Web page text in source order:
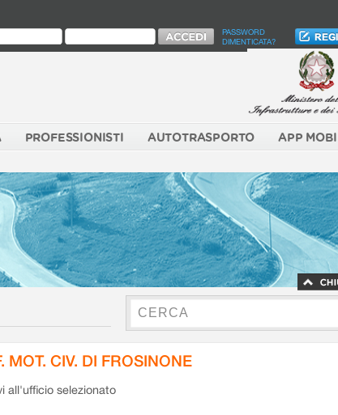
PASSWORD
DIMENTICATA?
PROFESSIONISTI AUTOTRASPORTO APP
CIV. DI FROSINONE
all'ufficio selezionato